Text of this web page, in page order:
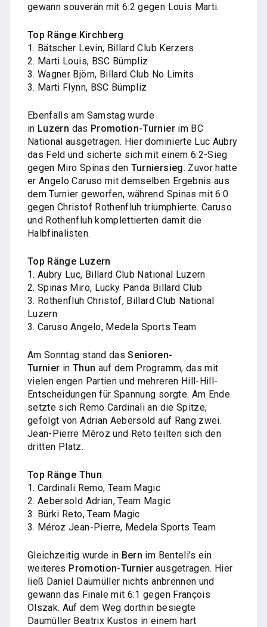
gewann souverän mit 6:2 gegen Louis Marti.
Top Ränge Kirchberg
1. Bätscher Levin, Billard Club Kerzers
2. Marti Louis, BSC Bümpliz
3. Wagner Björn, Billard Club No Limits
3. Marti Flynn, BSC Bümpliz
Ebenfalls am Samstag wurde
in Luzern das Promotion-Turnierim BC
National ausgetragen. Hier dominierte Luc Aubry
das Feld und sicherte sich mit einem 6:2-Sieg
gegen Miro Spinas den Turniersieg. Zuvor hatte
er Angelo Caruso mit demselben Ergebnis aus
dem Turnier geworfen, während Spinas mit 6:0
gegen Christof Rothenfluh triumphierte. Caruso
und Rothenfluh komplettierten damit die
Halbfinalisten.
Top Ränge Luzern
1. Aubry Luc, Billard Club National Luzern
2. Spinas Miro, Lucky Panda Billard Club
3. Rothenfluh Christof, Billard Club National
Luzern
3. Caruso Angelo, Medela Sports Team
Am Sonntag stand dasSenioren-
Turnier in Thun auf dem Programm, das mit
vielen engen Partien und mehreren Hill-Hill-
Entscheidungen für Spannung sorgte. Am Ende
setzte sich Remo Cardinali an die Spitze,
gefolgt von Adrian Aebersold auf Rang zwei.
Jean-Pierre Mèroz und Reto teilten sich den
dritten Platz.
Top Ränge Thun
1. Cardinali Remo, Team Magic
2. Aebersold Adrian, Team Magic
3. Bürki Reto, Team Magic
3. Méroz Jean-Pierre, Medela Sports Team
Gleichzeitig wurde in Bern im Benteli’s ein
weiteres Promotion-Turnier ausgetragen. Hier
ließ Daniel Daumüller nichts anbrennen und
gewann das Finale mit 6:1 gegen François
Olszak. Auf dem Weg dorthin besiegte
Daumüller Beatrix Kustos in einem hart